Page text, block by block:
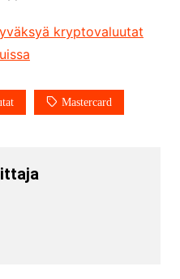
kryptovaluutat
Mastercard